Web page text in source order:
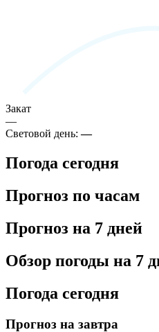
Закат
—
Световой день:—
Погода сегодня
Прогноз по часам
Прогноз на 7 дней
Обзор погоды на 7
Погода сегодня
Прогноз на завтра